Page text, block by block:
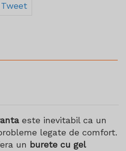
Tweet
este inevitabil ca un
legate de comfort.
un burete cu gel